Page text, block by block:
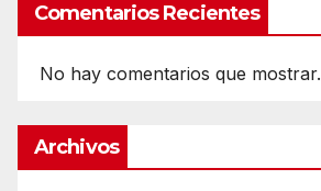
Comentarios Recientes
No hay comentarios que mostrar.
Archivos